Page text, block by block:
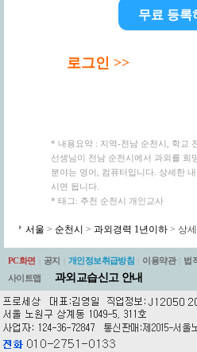
무료 등록
로그인 >>
* 내용요약 : 지역-전남 순천시, 학교
선생님이 전남 순천시에서 과외를 희
분야는 영어, 컴퓨터입니다. 상세한
시면 됩니다.
* 태그: 추천 순천시 개인교사
서울 > 순천시 > 과외경력 1년이하 > 상
PC화면 공지 개인정보취급방침 이용약관 법
사이트맵
과외교습신고 안내